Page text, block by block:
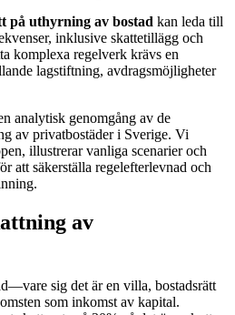
på uthyrning av bostad kan leda till
inklusive skattetillägg och
komplexa regelverk krävs en
lagstiftning, avdragsmöjligheter
analytisk genomgång av de
av privatbostäder i Sverige. Vi
illustrerar vanliga scenarier och
att säkerställa regelefterlevnad och
av
sig det är en villa, bostadsrätt
som inkomst av kapital.